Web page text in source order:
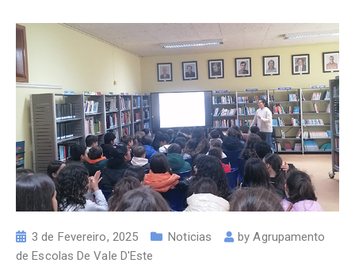
3 de Fevereiro, 2025 Noticias byAgrupamento
de Escolas De Vale D'Este